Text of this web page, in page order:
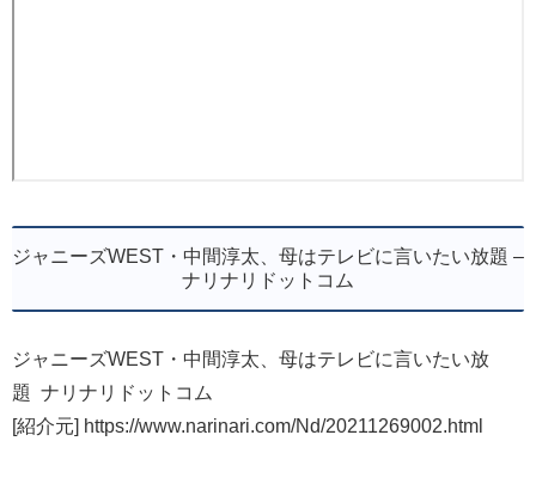
ジャニーズWEST・中間淳太、母はテレビに言いたい放題 –
ナリナリドットコム
ジャニーズWEST・中間淳太、母はテレビに言いたい放
題 ナリナリドットコム
[紹介元] https://www.narinari.com/Nd/20211269002.html